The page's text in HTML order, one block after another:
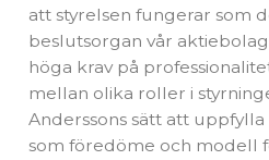
att styrelsen fungerar som
beslutsorgan vår
höga krav på
mellan olika roller i
Anderssons sätt att uppfylla
som föredöme och modell